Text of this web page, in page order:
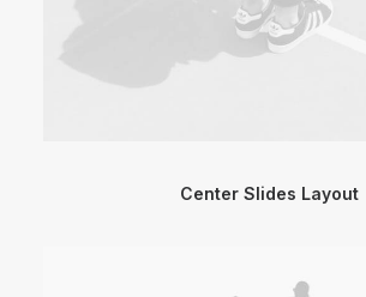
Center Slides Layout